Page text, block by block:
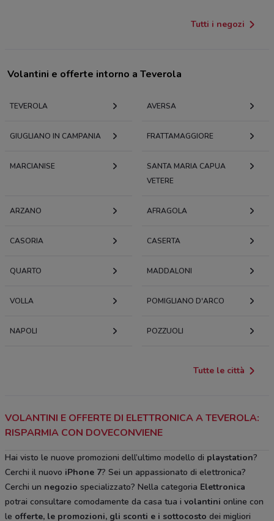
Tutti i negozi
Volantini e offerte intorno a Teverola
TEVEROLA AVERSA
GIUGLIANO IN CAMPANIA FRATTAMAGGIORE
MARCIANISE
SANTA MARIA CAPUA
VETERE
ARZANO AFRAGOLA
CASORIA CASERTA
QUARTO MADDALONI
VOLLA POMIGLIANO D'ARCO
NAPOLI POZZUOLI
Tutte le città
VOLANTINI E OFFERTE DI ELETTRONICA A TEVEROLA:
RISPARMIA CON DOVECONVIENE
Hai visto le nuove promozioni dell’ultimo modello di playstation?
Cerchi il nuovo iPhone 7? Sei un appassionato di elettronica?
Cerchi un negozio specializzato? Nella categoria Elettronica
potrai consultare comodamente da casa tua i volantini online con
le offerte, le promozioni, gli sconti e i sottocosto dei migliori